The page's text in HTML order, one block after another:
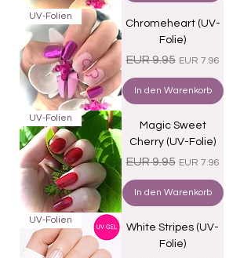
UV-Folien
Chromeheart (UV-
Folie)
Standardpreis
EUR 9.95 Sale-Preis
EUR 7.96
In den Warenkorb
UV-Folien
Magic Sweet
Cherry (UV-Folie)
Standardpreis
EUR 9.95 Sale-Preis
EUR 7.96
In den Warenkorb
UV-Folien
White Stripes (UV-
Folie)